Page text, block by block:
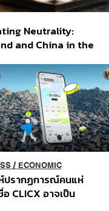
Neutrality:
and China in the
/ ECONOMIC
ห์ปรากฏการณ์คนแห่
CLICX อาจเป็น